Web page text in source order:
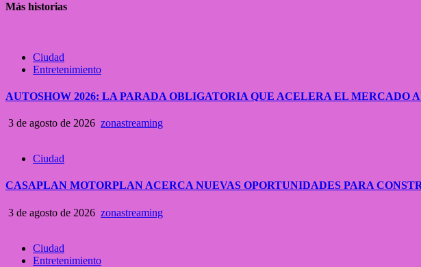
Más historias
Ciudad
Entretenimiento
AUTOSHOW 2026: LA PARADA OBLIGATORIA QUE ACELERA EL MERCADO
3 de agosto de 2026 zonastreaming
Ciudad
CASAPLAN MOTORPLAN ACERCA NUEVAS OPORTUNIDADES PARA
3 de agosto de 2026 zonastreaming
Ciudad
Entretenimiento